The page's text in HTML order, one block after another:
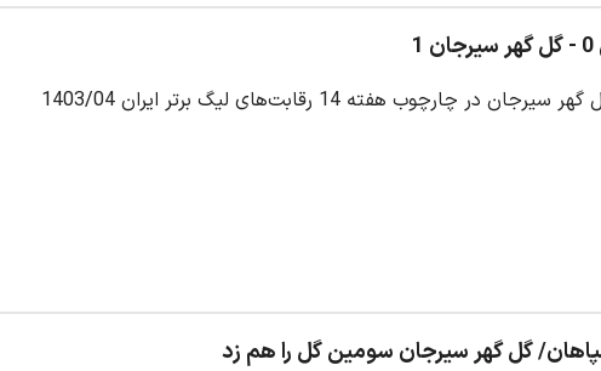
هفته 14 رقابت‌های لیگ برتر ایران 1403/04
گل گهر سیرجان سومین گل را هم زد